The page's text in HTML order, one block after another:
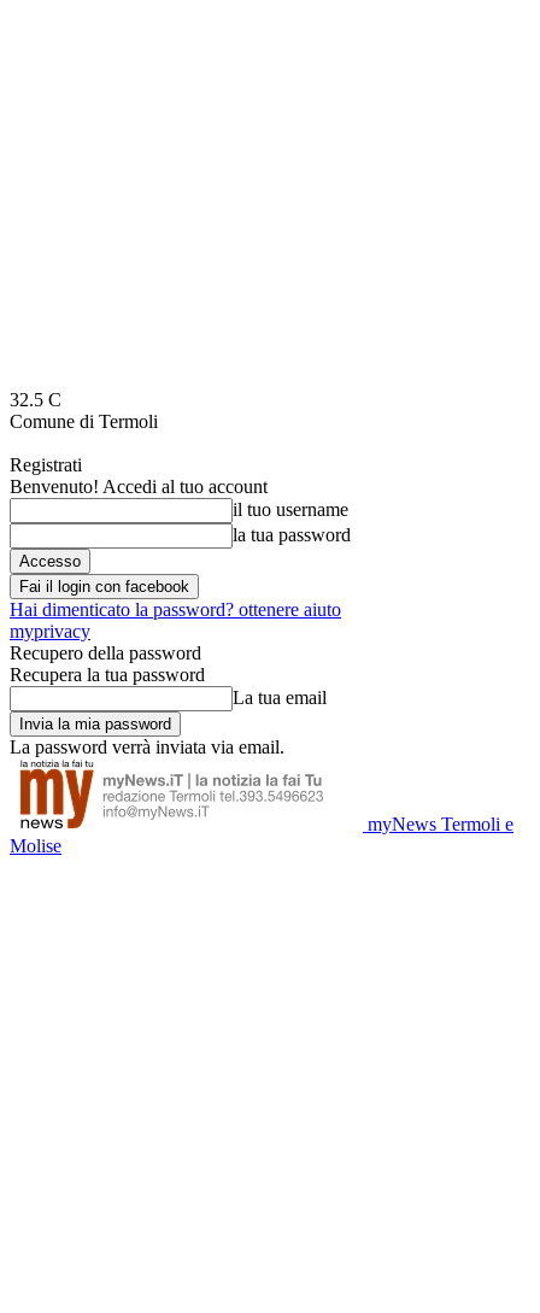
32.5 C
Comune di Termoli
Registrati
Benvenuto! Accedi al tuo account
il tuo username
la tua password
Fai il login con facebook
Hai dimenticato la password? ottenere aiuto
myprivacy
Recupero della password
Recupera la tua password
La tua email
La password verrà inviata via email.
myNews Termoli e
Molise